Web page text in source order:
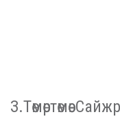
З.Төмөртөмөө: